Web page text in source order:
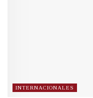
INTERNACIONALES